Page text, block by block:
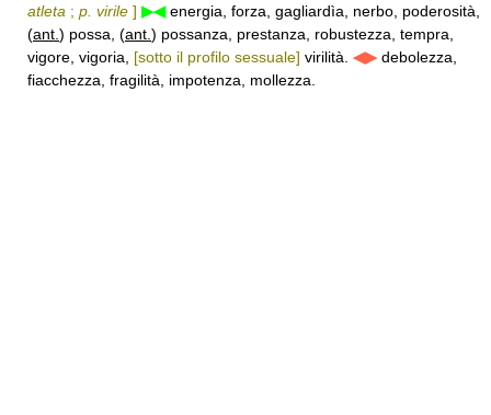
atleta ; p. virile ] ▶◀energia, forza, gagliardìa, nerbo, poderosità,
(ant. ) possa, (ant. ) possanza, prestanza, robustezza, tempra,
vigore, vigoria, [sotto il profilo sessuale] virilità. ◀▶debolezza,
fiacchezza, fragilità, impotenza, mollezza.